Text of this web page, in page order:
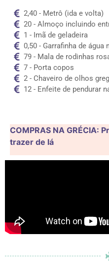
2,40 - Metrô (ida e volta)
20 - Almoço incluindo
1 - Imã de geladeira
0,50 - Garrafinha de água
79 - Mala de rodinhas
7 - Porta copos
2 - Chaveiro de olhos
12 - Enfeite de pendurar
COMPRAS NA GRÉCIA:
trazer de lá